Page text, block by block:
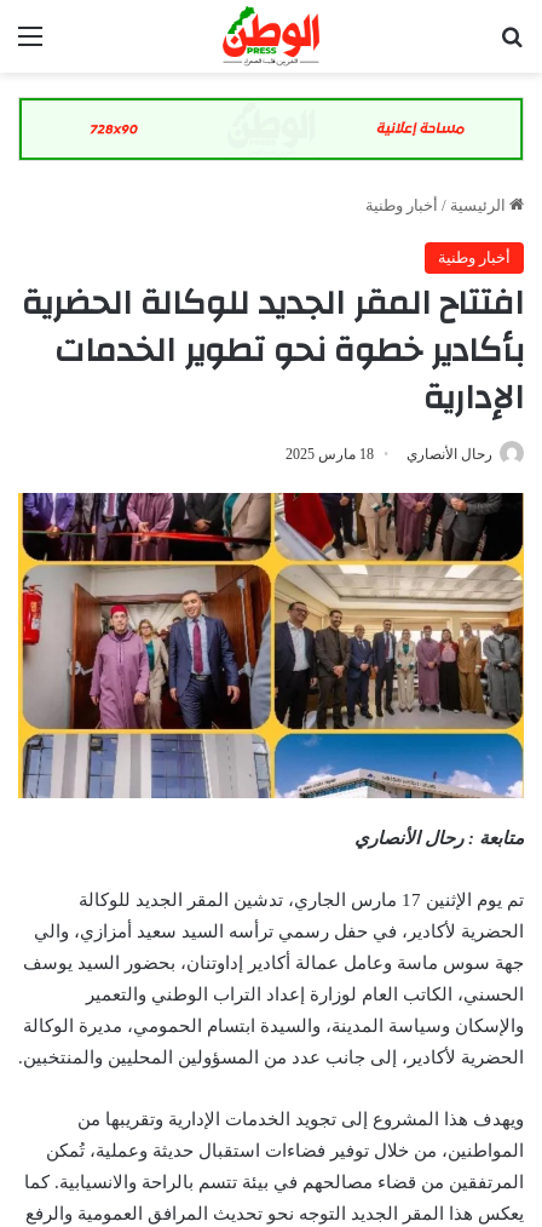
الرئيسية / أخبار وطنية
أخبار وطنية
افتتاح المقر الجديد للوكالة الحضرية
بأكادير خطوة نحو تطوير الخدمات
الإدارية
رحال الأنصاري 18 مارس 2025
متابعة : رحال الأنصاري
تم يوم الإثنين 17 مارس الجاري، تدشين المقر الجديد للوكالة
الحضرية لأكادير، في حفل رسمي ترأسه السيد سعيد أمزازي، والي
جهة سوس ماسة وعامل عمالة أكادير إداوتنان، بحضور السيد يوسف
الحسني، الكاتب العام لوزارة إعداد التراب الوطني والتعمير
والإسكان وسياسة المدينة، والسيدة ابتسام الحمومي، مديرة الوكالة
الحضرية لأكادير، إلى جانب عدد من المسؤولين المحليين والمنتخبين.
ويهدف هذا المشروع إلى تجويد الخدمات الإدارية وتقريبها من
المواطنين، من خلال توفير فضاءات استقبال حديثة وعملية، تُمكن
المرتفقين من قضاء مصالحهم في بيئة تتسم بالراحة والانسيابية. كما
يعكس هذا المقر الجديد التوجه نحو تحديث المرافق العمومية والرفع